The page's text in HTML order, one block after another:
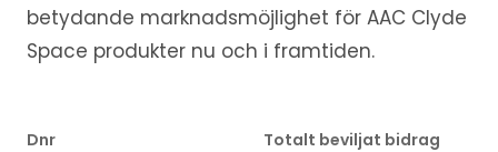
betydande marknadsmöjlighet för AAC Clyde
Space produkter nu och i framtiden.
Dnr
Totalt beviljat bidrag